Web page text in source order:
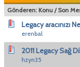
Gönderen: Konu / Son
Legacy aracınızı
erenbal
2011 Legacy Sağ
hzyn35